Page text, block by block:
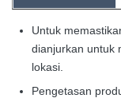
Untuk
dianjurkan untuk
lokasi.
Pengetasan